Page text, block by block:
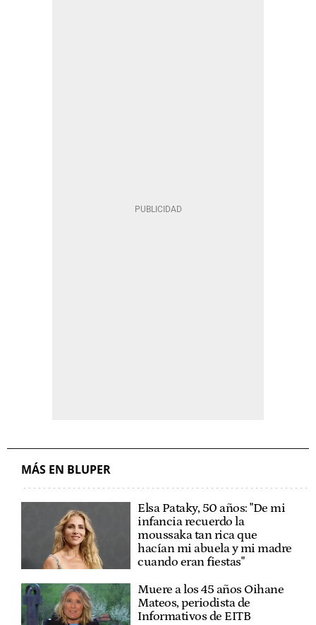
MÁS EN BLUPER
Elsa Pataky, 50 años: "De mi
infancia recuerdo la
moussaka tan rica que
hacían mi abuela y mi madre
cuando eran fiestas"
Muere a los 45 años Oihane
Mateos, periodista de
Informativos de EITB